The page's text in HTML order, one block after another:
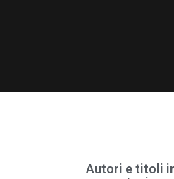
Autori e titoli